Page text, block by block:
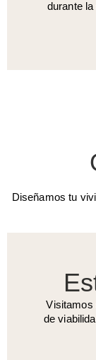
durante
Diseñamos tu
Visitamos
de